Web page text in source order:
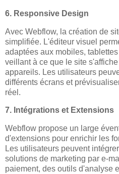
6. Responsive Design
Avec Webflow, la création de
simplifiée. L'éditeur visuel
adaptées aux mobiles,
veillant à ce que le site
appareils. Les utilisateurs
différents écrans et
réel.
7. Intégrations et Extensions
Webflow propose un large
d'extensions pour enrichir les
Les utilisateurs peuvent
solutions de marketing par e-
paiement, des outils d'analyse